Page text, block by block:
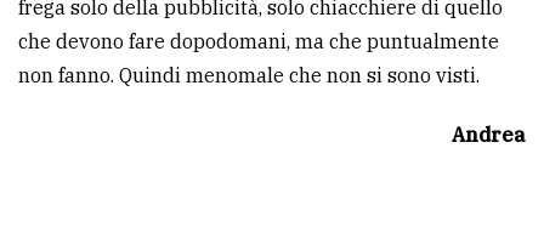
Cerca
per
frega solo della pubblicità, solo chiacchiere di quello
che devono fare dopodomani, ma che puntualmente
non fanno. Quindi menomale che non si sono visti.
Andrea